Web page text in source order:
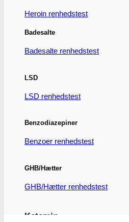
Heroin renhedstest
Badesalte
Badesalte renhedstest
LSD
LSD renhedstest
Benzodiazepiner
Benzoer renhedstest
GHB/Hætter
GHB/Hætter renhedstest
Ketamin